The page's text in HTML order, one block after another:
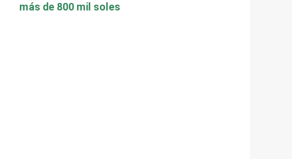
más de 800 mil soles